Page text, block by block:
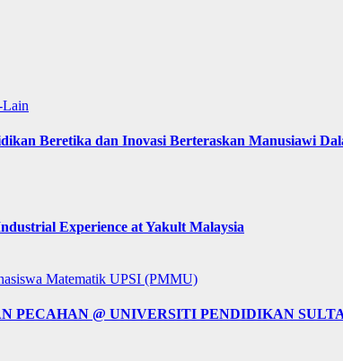
Beretika dan Inovasi Berteraskan Manusiawi
Experience at Yakult Malaysia
Matematik UPSI (PMMU)
PECAHAN @ UNIVERSITI PENDIDIKAN